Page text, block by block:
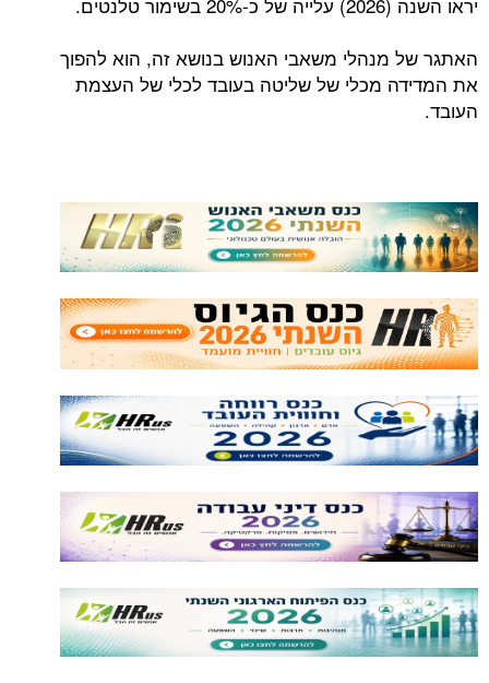
האתגר של מנהלי משאבי האנוש בנושא זה, הוא להפוך
את המדידה מכלי של שליטה בעובד לכלי של העצמת
העובד.